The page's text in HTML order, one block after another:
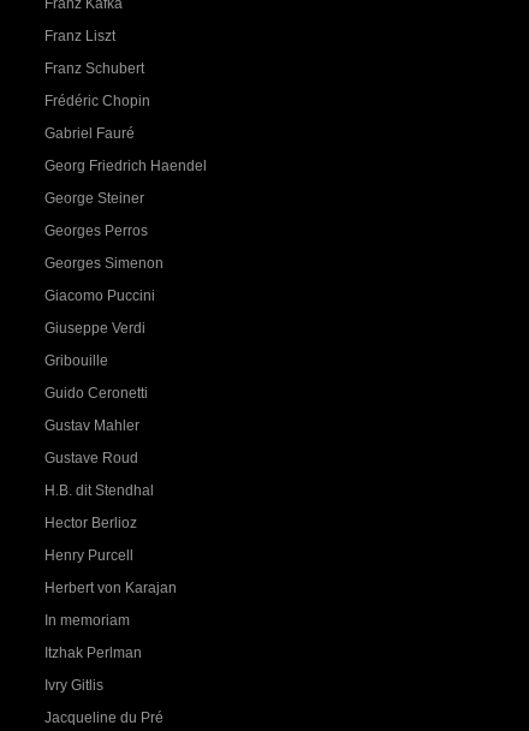
Franz Liszt
Franz Schubert
Frédéric Chopin
Gabriel Fauré
Georg Friedrich Haendel
George Steiner
Georges Perros
Georges Simenon
Giacomo Puccini
Giuseppe Verdi
Gribouille
Guido Ceronetti
Gustav Mahler
Gustave Roud
H.B. dit Stendhal
Hector Berlioz
Henry Purcell
Herbert von Karajan
In memoriam
Itzhak Perlman
Ivry Gitlis
Jacqueline du Pré